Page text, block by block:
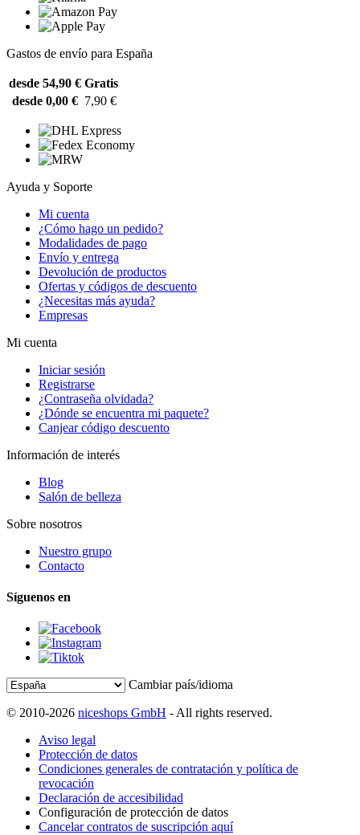
Gastos de envío para España
desde 54,90 € Gratis
desde 0,00 € 7,90 €
Ayuda y Soporte
Mi cuenta
¿Cómo hago un pedido?
Modalidades de pago
Envío y entrega
Devolución de productos
Ofertas y códigos de descuento
¿Necesitas más ayuda?
Empresas
Mi cuenta
Iniciar sesión
Registrarse
¿Contraseña olvidada?
¿Dónde se encuentra mi paquete?
Canjear código descuento
Información de interés
Blog
Salón de belleza
Sobre nosotros
Nuestro grupo
Contacto
Síguenos en
Cambiar país/idioma
© 2010-2026 niceshops GmbH - All rights reserved.
Aviso legal
Protección de datos
Condiciones generales de contratación y política de
revocación
Declaración de accesibilidad
Configuración de protección de datos
Cancelar contratos de suscripción aquí